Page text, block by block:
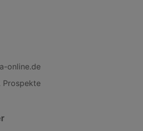
online.de
Prospekte